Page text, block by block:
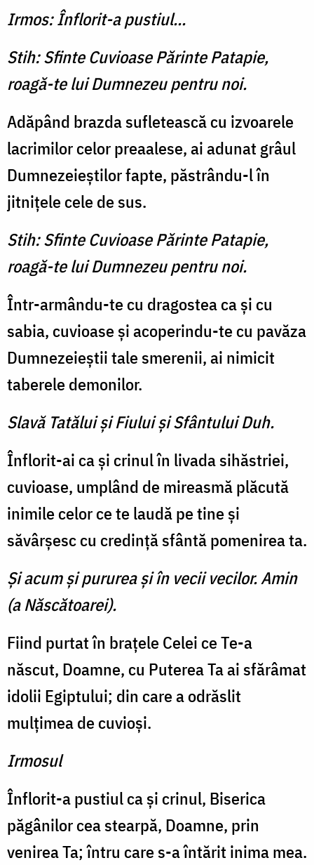
Irmos: Înflorit-a pustiul...
Stih: Sfinte Cuvioase Părinte Patapie,
roagă-te lui Dumnezeu pentru noi.
Adăpând brazda sufleteas­că cu izvoarele
lacrimilor celor preaalese, ai adunat grâul
Dumnezeieştilor fapte, păstrându-l în
jitniţele cele de sus.
Stih: Sfinte Cuvioase Părinte Patapie,
roagă-te lui Dumnezeu pentru noi.
Într-armându-te cu dragostea ca şi cu
sabia, cuvioase şi acoperindu-te cu pavăza
Dumneze­ieştii tale smerenii, ai nimicit
taberele demonilor.
Slavă Tatălui şi Fiului şi Sfântului Duh.
Înflorit-ai ca şi crinul în livada sihăstriei,
cuvioase, umplând de mireasmă plăcută
inimile celor ce te laudă pe tine şi
săvârşesc cu credinţă sfântă pomenirea ta.
Şi acum şi pururea şi în vecii vecilor. Amin
(a Născătoarei).
Fiind purtat în braţele Celei ce Te-a
născut, Doamne, cu Puterea Ta ai sfărâmat
idolii Egiptului; din care a odrăslit
mulţimea de cuvioşi.
Irmosul
Înflorit-a pustiul ca şi cri­nul, Biserica
păgânilor cea stearpă, Doamne, prin
venirea Ta; întru care s-a întărit inima mea.